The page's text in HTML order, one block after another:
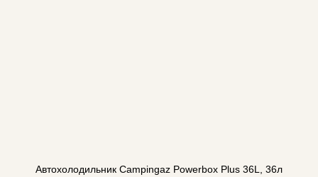
Автохолодильник Campingaz Powerbox Plus 36L, 36л